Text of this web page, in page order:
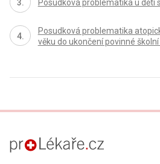
Posudková problematika u dětí
Posudková problematika
věku do ukončení povinné
proLékaře.cz